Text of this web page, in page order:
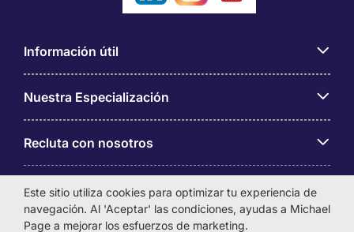
Información útil
Nuestra Especialización
Recluta con nosotros
Sobre Michael Page
Este sitio utiliza cookies para optimizar tu experiencia de
navegación. Al 'Aceptar' las condiciones, ayudas a Michael
Page a mejorar los esfuerzos de marketing.